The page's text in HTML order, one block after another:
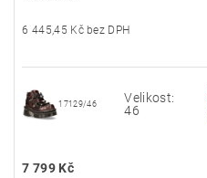
6 445,45 Kč bez DPH
17129/46
Velikost:
46
7 799 Kč